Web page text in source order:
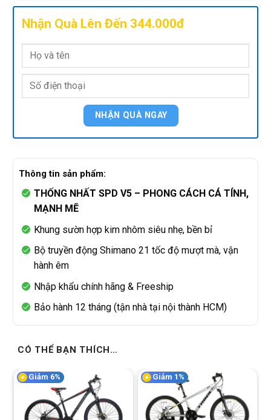
Nhận Quà Lên Đến 344.000đ
Thông tin sản phẩm:
THỐNG NHẤT SPD V5 – PHONG CÁCH CÁ TÍNH,
MẠNH MẼ
Khung sườn hợp kim nhôm siêu nhẹ, bền bỉ
Bộ truyền động Shimano 21 tốc độ mượt mà, vận
hành êm
Nhập khẩu chính hãng & Freeship
Bảo hành 12 tháng (tận nhà tại nội thành HCM)
CÓ THỂ BẠN THÍCH…
Giảm 6% Giảm 1%